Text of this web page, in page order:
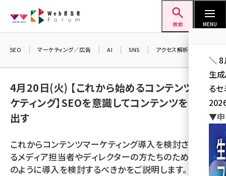
ン
検索 MENU
youtube (2434)
note (2312)
SEO マーケティング／広告 AI SNS アクセス解析／データ分析
4月20日(火) 【これから始めるコンテンツマー
ケティング】SEOを意識してコンテンツを作り
出す
これからコンテンツマーケティング導入を検討されてい
るメディア担当者やディレクターの方たちのために、ど
のように導入を検討するべきかをご説明します。
＼ 8
生
る
▼申